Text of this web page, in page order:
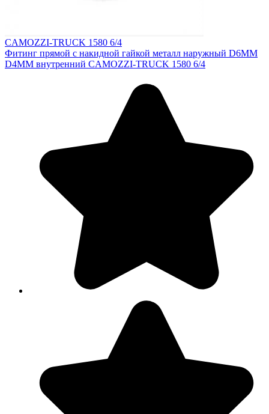
CAMOZZI-TRUCK 1580 6/4
Фитинг прямой с накидной гайкой металл наружный D6MM
D4MM внутренний CAMOZZI-TRUCK 1580 6/4